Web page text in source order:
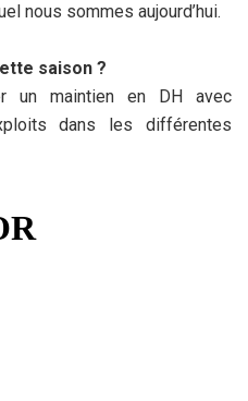
nous sommes aujourd’hui.
saison ?
un maintien en DH avec
dans les différentes